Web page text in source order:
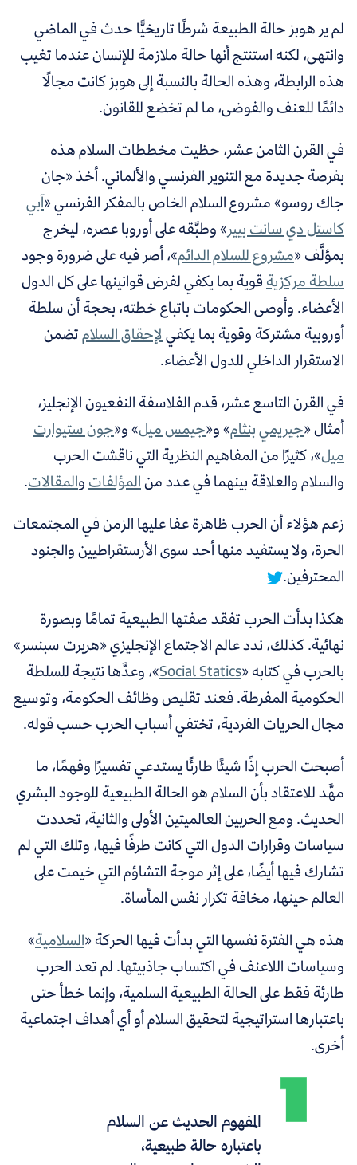
لم ير هوبز حالة الطبيعة شرطًا تاريخيًّا حدث في الماضي
وانتهى، لكنه استنتج أنها حالة ملازمة للإنسان عندما تغيب
هذه الرابطة، وهذه الحالة بالنسبة إلى هوبز كانت مجالًا
دائمًا للعنف والفوضى، ما لم تخضع للقانون.
في القرن الثامن عشر، حظيت مخططات السلام هذه
بفرصة جديدة مع التنوير الفرنسي والألماني. أخذ «جان
جاك روسو» مشروع السلام الخاص بالمفكر الفرنسي «آبي
كاستل دي سانت بيير» وطبَّقه على أوروبا عصره، ليخرج
بمؤلَّف «مشروع للسلام الدائم»، أصر فيه على ضرورة وجود
سلطة مركزيةقوية بما يكفي لفرض قوانينها على كل الدول
الأعضاء. وأوصى الحكومات باتباع خطته، بحجة أن سلطة
أوروبية مشتركة وقوية بما يكفيلإحقاق السلامتضمن
الاستقرار الداخلي للدول الأعضاء.
في القرن التاسع عشر، قدم الفلاسفة النفعيون الإنجليز،
أمثال «جيريمي بنثام»و«جيمس ميل»و«جون ستيوارت
ميل»، كثيرًا من المفاهيم النظرية التي ناقشت الحرب
والسلام والعلاقة بينهما في عدد منالمؤلفاتوالمقالات.
زعم هؤلاء أن الحرب ظاهرة عفا عليها الزمن في المجتمعات
الحرة، ولا يستفيد منها أحد سوى الأرستقراطيين والجنود
المحترفين.
هكذا بدأت الحرب تفقد صفتها الطبيعية تمامًا وبصورة
نهائية. كذلك، ندد عالم الاجتماع الإنجليزي «هربرت سبنسر»
بالحرب في كتابه «Social Statics»، وعدَّها نتيجة للسلطة
الحكومية المفرطة. فعند تقليص وظائف الحكومة، وتوسيع
مجال الحريات الفردية، تختفي أسباب الحرب حسب قوله.
أصبحت الحرب إذًا شيئًا طارئًا يستدعي تفسيرًا وفهمًا، ما
مهَّد للاعتقاد بأن السلام هو الحالة الطبيعية للوجود البشري
الحديث. ومع الحربين العالميتين الأولى والثانية، تحددت
سياسات وقرارات الدول التي كانت طرفًا فيها، وتلك التي لم
تشارك فيها أيضًا، على إثر موجة التشاؤم التي خيمت على
العالم حينها، مخافة تكرار نفس المأساة.
هذه هي الفترة نفسها التي بدأت فيها الحركة «السلامية»
وسياسات اللاعنف في اكتساب جاذبيتها. لم تعد الحرب
طارئة فقط على الحالة الطبيعية السلمية، وإنما خطأ حتى
باعتبارها استراتيجية لتحقيق السلام أو أي أهداف اجتماعية
أخرى.
المفهوم الحديث عن السلام
باعتباره حالة طبيعية،